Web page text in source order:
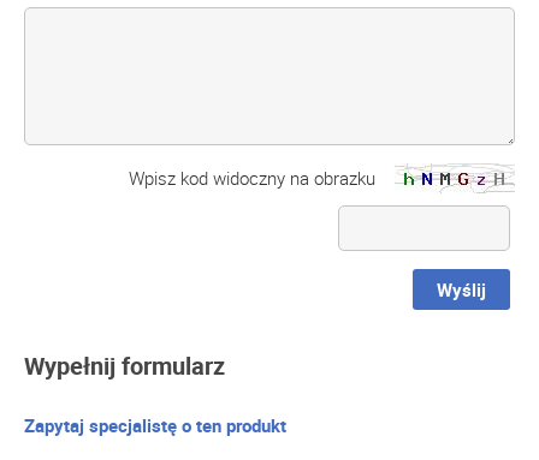
Wpisz kod widoczny na obrazku
Wyślij
Wypełnij formularz
Zapytaj specjalistę o ten produkt